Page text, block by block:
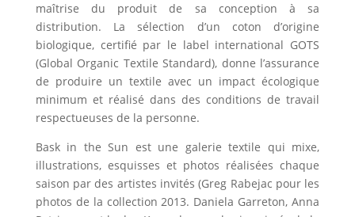
maîtrise du produit de sa conception à sa
distribution. La sélection d’un coton d’origine
biologique, certifié par le label international GOTS
(Global Organic Textile Standard), donne l’assurance
de produire un textile avec un impact écologique
minimum et réalisé dans des conditions de travail
respectueuses de la personne.
Bask in the Sun est une galerie textile qui mixe,
illustrations, esquisses et photos réalisées chaque
saison par des artistes invités (Greg Rabejac pour les
photos de la collection 2013. Daniela Garreton, Anna